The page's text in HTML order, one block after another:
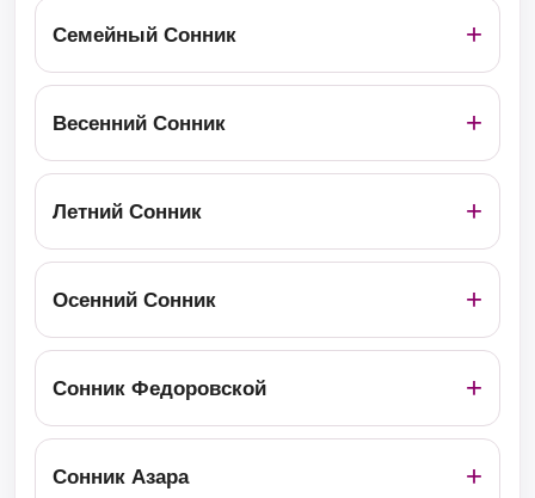
Семейный Сонник
Весенний Сонник
Летний Сонник
Осенний Сонник
Сонник Федоровской
Сонник Азара